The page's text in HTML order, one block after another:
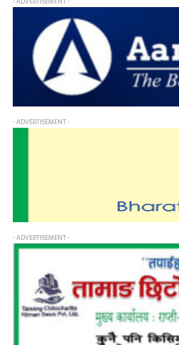
- ADVERTISEMENT -
- ADVERTISEMENT -